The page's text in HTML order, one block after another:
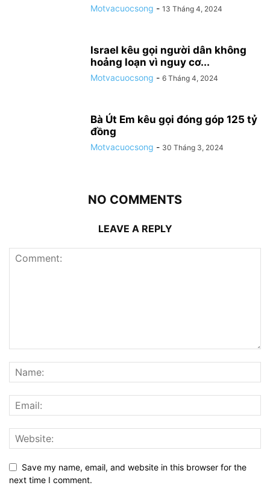
Motvacuocsong - 13 Tháng 4, 2024
Israel kêu gọi người dân không
hoảng loạn vì nguy cơ...
Motvacuocsong - 6 Tháng 4, 2024
Bà Út Em kêu gọi đóng góp 125 tỷ
đồng
Motvacuocsong - 30 Tháng 3, 2024
NO COMMENTS
LEAVE A REPLY
Save my name, email, and website in this browser for the
next time I comment.